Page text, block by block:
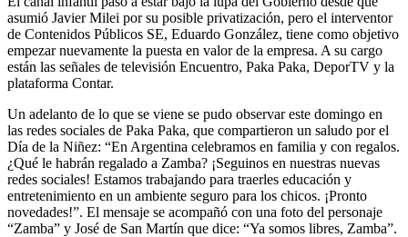
asumió Javier Milei por su posible privatización, pero el interventor
de Contenidos Públicos SE, Eduardo González, tiene como objetivo
empezar nuevamente la puesta en valor de la empresa. A su cargo
están las señales de televisión Encuentro, Paka Paka, DeporTV y la
plataforma Contar.
Un adelanto de lo que se viene se pudo observar este domingo en
las redes sociales de Paka Paka, que compartieron un saludo por el
Día de la Niñez: “En Argentina celebramos en familia y con regalos.
¿Qué le habrán regalado a Zamba? ¡Seguinos en nuestras nuevas
redes sociales! Estamos trabajando para traerles educación y
entretenimiento en un ambiente seguro para los chicos. ¡Pronto
novedades!”. El mensaje se acompañó con una foto del personaje
“Zamba” y José de San Martín que dice: “Ya somos libres, Zamba”.